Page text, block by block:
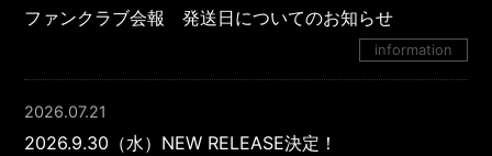
ファンクラブ会報 発送日についてのお知らせ
information
2026.07.21
2026.9.30（水）NEW RELEASE決定！